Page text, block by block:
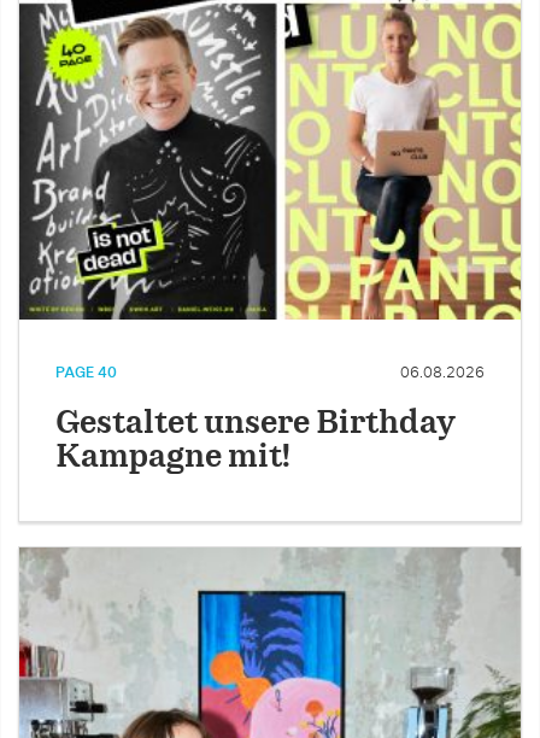
PAGE 40 06.08.2026
Gestaltet unsere Birthday
Kampagne mit!